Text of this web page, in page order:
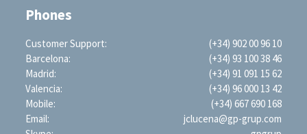
Phones
Customer Support:
(+34) 902 00 96 10
Barcelona:
(+34) 93 100 38 46
Madrid:
(+34) 91 091 15 62
Valencia:
(+34) 96 000 13 42
Mobile:
(+34) 667 690 168
Email:
jclucena@gp-grup.com